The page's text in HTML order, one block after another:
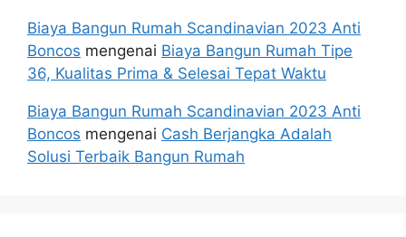
Biaya Bangun Rumah Scandinavian 2023 Anti
Boncos mengenai Biaya Bangun Rumah Tipe
36, Kualitas Prima & Selesai Tepat Waktu
Biaya Bangun Rumah Scandinavian 2023 Anti
Boncos mengenai Cash Berjangka Adalah
Solusi Terbaik Bangun Rumah